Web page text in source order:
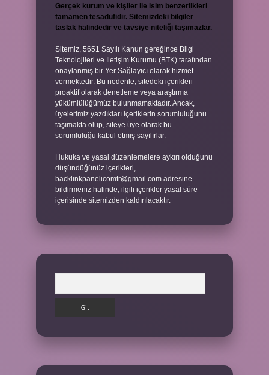
Gerçek kurum ve kişiler ile isim benzerlikleri
tamamen tesadüfidir. Sitemizdeki bilgiler
taslak halindedir ve tavsiye niteliği taşımazlar.
Sitemiz, 5651 Sayılı Kanun gereğince Bilgi
Teknolojileri ve İletişim Kurumu (BTK) tarafından
onaylanmış bir Yer Sağlayıcı olarak hizmet
vermektedir. Bu nedenle, sitedeki içerikleri
proaktif olarak denetleme veya araştırma
yükümlülüğümüz bulunmamaktadır. Ancak,
üyelerimiz yazdıkları içeriklerin sorumluluğunu
taşımakta olup, siteye üye olarak bu
sorumluluğu kabul etmiş sayılırlar.
Hukuka ve yasal düzenlemelere aykırı olduğunu
düşündüğünüz içerikleri,
backlinkpanelicomtr@gmail.com adresine
bildirmeniz halinde, ilgili içerikler yasal süre
içerisinde sitemizden kaldırılacaktır.